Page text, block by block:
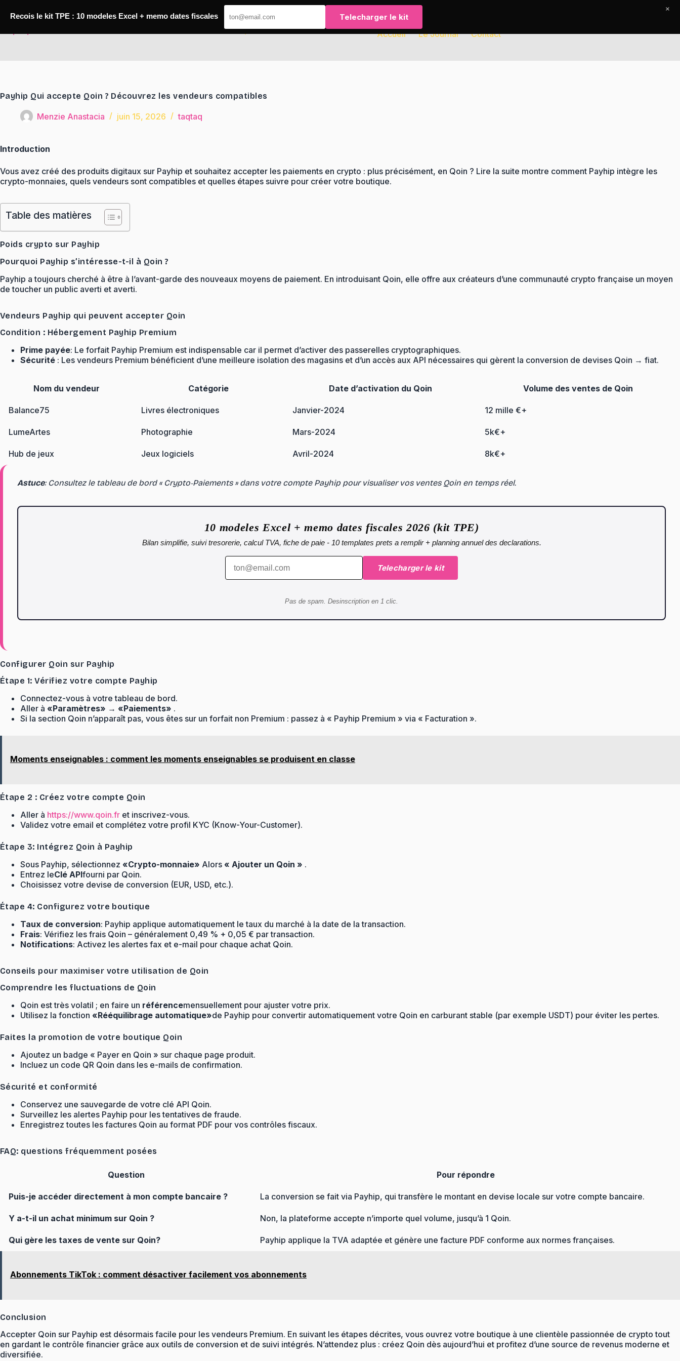
Accueil Le Journal Contact
Payhip Qui accepte Qoin ? Découvrez les vendeurs compatibles
Menzie Anastacia juin 15, 2026 taqtaq
Introduction
Vous avez créé des produits digitaux sur Payhip et souhaitez accepter les paiements en crypto : plus précisément, en Qoin ? Lire la suite montre comment Payhip intègre les
crypto-monnaies, quels vendeurs sont compatibles et quelles étapes suivre pour créer votre boutique.
Table des matières
Poids crypto sur Payhip
Pourquoi Payhip s’intéresse-t-il à Qoin ?
Payhip a toujours cherché à être à l’avant-garde des nouveaux moyens de paiement. En introduisant Qoin, elle offre aux créateurs d’une communauté crypto française un moyen
de toucher un public averti et averti.
Vendeurs Payhip qui peuvent accepter Qoin
Condition : Hébergement Payhip Premium
Prime payée: Le forfait Payhip Premium est indispensable car il permet d’activer des passerelles cryptographiques.
Sécurité : Les vendeurs Premium bénéficient d’une meilleure isolation des magasins et d’un accès aux API nécessaires qui gèrent la conversion de devises Qoin → fiat.
Nom du vendeur Catégorie Date d’activation du Qoin Volume des ventes de Qoin
Balance75 Livres électroniques Janvier-2024 12 mille €+
LumeArtes Photographie Mars-2024 5k€+
Hub de jeux Jeux logiciels Avril-2024 8k€+
Astuce: Consultez le tableau de bord « Crypto‑Paiements » dans votre compte Payhip pour visualiser vos ventes Qoin en temps réel.
10 modeles Excel + memo dates fiscales 2026 (kit TPE)
Bilan simplifie, suivi tresorerie, calcul TVA, fiche de paie - 10 templates prets a remplir + planning annuel des declarations.
Telecharger le kit
Pas de spam. Desinscription en 1 clic.
Configurer Qoin sur Payhip
Étape 1: Vérifiez votre compte Payhip
Connectez-vous à votre tableau de bord.
Aller à «Paramètres» → «Paiements» .
Si la section Qoin n’apparaît pas, vous êtes sur un forfait non Premium : passez à « Payhip Premium » via « Facturation ».
Moments enseignables : comment les moments enseignables se produisent en classe
Étape 2 : Créez votre compte Qoin
Aller à https://www.qoin.fr et inscrivez-vous.
Validez votre email et complétez votre profil KYC (Know-Your-Customer).
Étape 3: Intégrez Qoin à Payhip
Sous Payhip, sélectionnez «Crypto-monnaie» Alors « Ajouter un Qoin » .
Entrez leClé APIfourni par Qoin.
Choisissez votre devise de conversion (EUR, USD, etc.).
Étape 4: Configurez votre boutique
Taux de conversion: Payhip applique automatiquement le taux du marché à la date de la transaction.
Frais: Vérifiez les frais Qoin – généralement 0,49 % + 0,05 € par transaction.
Notifications: Activez les alertes fax et e-mail pour chaque achat Qoin.
Conseils pour maximiser votre utilisation de Qoin
Comprendre les fluctuations de Qoin
Qoin est très volatil ; en faire un référencemensuellement pour ajuster votre prix.
Utilisez la fonction «Rééquilibrage automatique»de Payhip pour convertir automatiquement votre Qoin en carburant stable (par exemple USDT) pour éviter les pertes.
Faites la promotion de votre boutique Qoin
Ajoutez un badge « Payer en Qoin » sur chaque page produit.
Incluez un code QR Qoin dans les e-mails de confirmation.
Sécurité et conformité
Conservez une sauvegarde de votre clé API Qoin.
Surveillez les alertes Payhip pour les tentatives de fraude.
Enregistrez toutes les factures Qoin au format PDF pour vos contrôles fiscaux.
FAQ: questions fréquemment posées
Question Pour répondre
Puis-je accéder directement à mon compte bancaire ? La conversion se fait via Payhip, qui transfère le montant en devise locale sur votre compte bancaire.
Y a-t-il un achat minimum sur Qoin ? Non, la plateforme accepte n’importe quel volume, jusqu’à 1 Qoin.
Qui gère les taxes de vente sur Qoin? Payhip applique la TVA adaptée et génère une facture PDF conforme aux normes françaises.
Abonnements TikTok : comment désactiver facilement vos abonnements
Conclusion
Accepter Qoin sur Payhip est désormais facile pour les vendeurs Premium. En suivant les étapes décrites, vous ouvrez votre boutique à une clientèle passionnée de crypto tout
en gardant le contrôle financier grâce aux outils de conversion et de suivi intégrés. N’attendez plus : créez Qoin dès aujourd’hui et profitez d’une source de revenus moderne et
diversifiée.
Recois le kit TPE : 10 modeles Excel + memo dates fiscales Telecharger le kit
×